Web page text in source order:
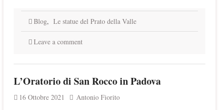
Blog, Le statue del Prato della Valle
Leave a comment
L’Oratorio di San Rocco in Padova
16 Ottobre 2021 Antonio Fiorito